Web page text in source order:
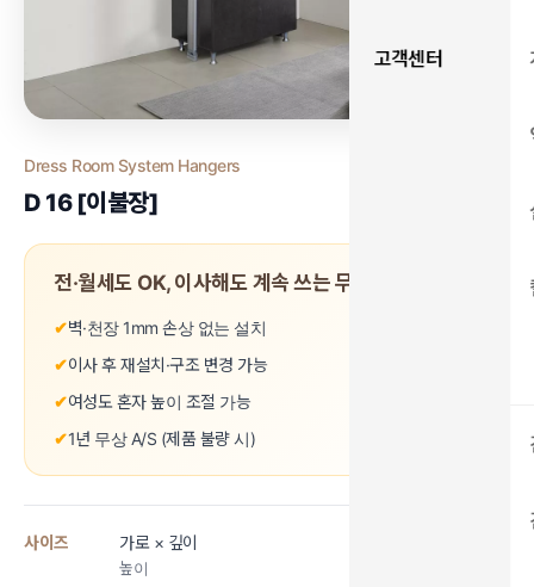
고객센터
Dress Room System Hangers
D 16 [이불장]
전·월세도 OK, 이사해도 계속 쓰는 무타공 드레스룸
✔벽·천장 1mm 손상 없는 설치
✔이사 후 재설치·구조 변경 가능
✔여성도 혼자 높이 조절 가능
✔1년 무상 A/S (제품 불량 시)
사이즈 가로 × 깊이
높이